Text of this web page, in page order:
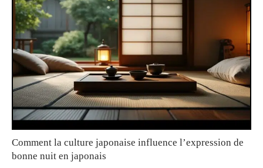
Comment la culture japonaise influence l’expression de
bonne nuit en japonais